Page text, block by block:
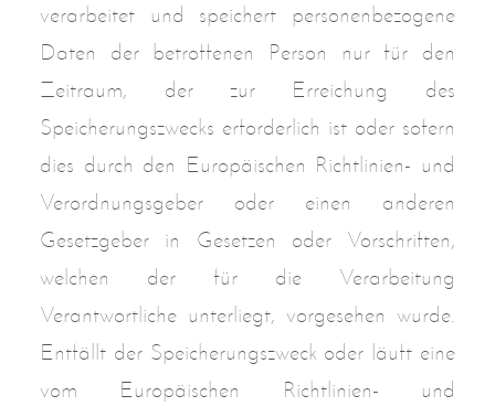
verarbeitet und speichert personenbezogene
Daten der betroffenen Person nur für den
Zeitraum, der zur Erreichung des
Speicherungszwecks erforderlich ist oder sofern
dies durch den Europäischen Richtlinien- und
Verordnungsgeber oder einen anderen
Gesetzgeber in Gesetzen oder Vorschriften,
welchen der für die Verarbeitung
Verantwortliche unterliegt, vorgesehen wurde.
Entfällt der Speicherungszweck oder läuft eine
vom Europäischen Richtlinien- und